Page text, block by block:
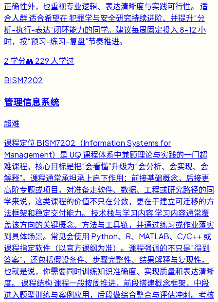
正确性外，也重视专业逻辑、表达清晰度与实践可行性。 适
合人群 适合希望在 犯罪学与安全研究持续进阶、并提升“分
析-执行-表达”闭环能力的同学。建议每周固定投入 8-12 小
时，按“预习-练习-复盘”节奏推进。
2 学分👥 229 人学过
BISM7202
管理信息系统
超难
课程定位 BISM7202（Information Systems for
Management）是 UQ 课程体系中兼顾理论与实践的一门超
难课程，核心目标是把“会看懂”升级为“会分析、会实现、会
解释”。课程通常承担承上启下作用：前接基础概念，后接更
高阶专题或项目。对准备走软件、数据、工程或研究路径的同
学来说，这类课程的价值不只在分数，更在于建立可迁移的方
法框架和稳定交付能力。 技术栈与学习内容 学习内容通常覆
盖该方向的关键概念、方法与工具链，并通过练习或作业落实
到具体场景。常见会使用 Python、R、MATLAB、C/C++ 或
课程指定软件（以官方课纲为准）。课程强调的不只是“得到
答案”，还包括假设条件、步骤完整性、结果解释与复现性。
也就是说，你需要同时训练知识准确度、实现质量和表达清晰
度。 课程结构 课程一般按周推进，前段搭建概念框架，中段
进入题型训练与案例应用，后段做综合整合与评估冲刺。考核